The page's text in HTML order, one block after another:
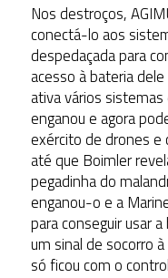
Nos destroços,
conectá-lo aos
despedaçada para
acesso à bateria
ativa vários
enganou e agora
exército de drones
até que Boimler
pegadinha do
enganou-o e a
para conseguir usar
um sinal de socorro
só ficou com o